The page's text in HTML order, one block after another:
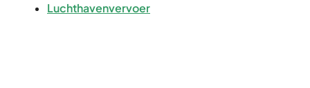
Luchthavenvervoer